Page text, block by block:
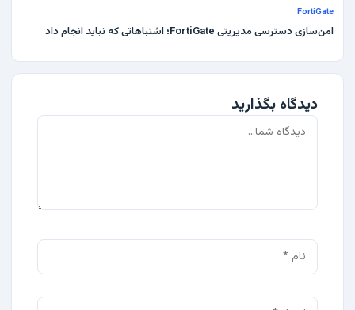
FortiGate
امن‌سازی دسترسی مدیریتی FortiGate؛ اشتباهاتی که نباید انجام داد
دیدگاه بگذارید